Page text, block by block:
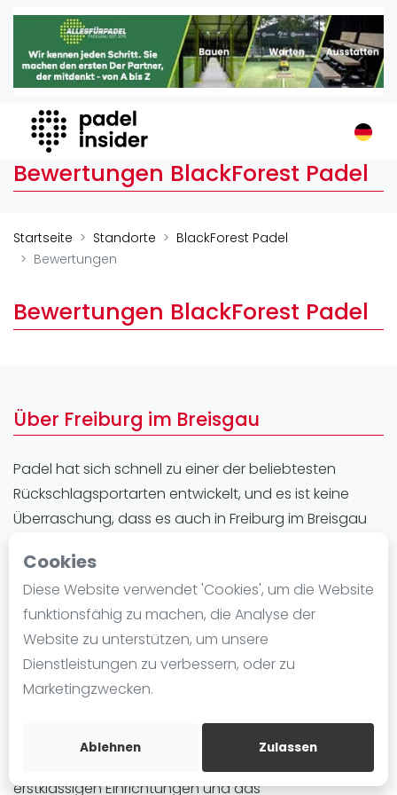
Cookies
Diese Website verwendet 'Cookies', um die Website
funktionsfähig zu machen, die Analyse der
Website zu unterstützen, um unsere
Dienstleistungen zu verbessern, oder zu
Marketingzwecken.
Ablehnen Zulassen
Padel Insider
Home
Organisationen
Buchungssysteme
Padel-Shops
Padelplatzbauer
Verschiedenes
Turniere
Ranking
Frauen
FIP Männer
Blog
Die Geschichte von Padel
Regeln und Punktzählung
Padel Schläge
Video
Bewertungen BlackForest Padel
Startseite Standorte
BlackForest Padel
Bewertungen
Bewertungen BlackForest Padel
Über Freiburg im Breisgau
Padel hat sich schnell zu einer der beliebtesten
Rückschlagsportarten entwickelt, und es ist keine
Überraschung, dass es auch in Freiburg im Breisgau
dynamische Sport kombiniert Elemente von Tennis
und Squash und macht ihn so zu einer zugänglichen
und unterhaltsamen Aktivität für Spieler aller
Altersgruppen und Spielstärken. In Freiburg im
Breisgau finden Sie verschiedene hochwertige
Padelplätze, die auf die Bedürfnisse von Anfängern
erstklassigen Einrichtungen und das